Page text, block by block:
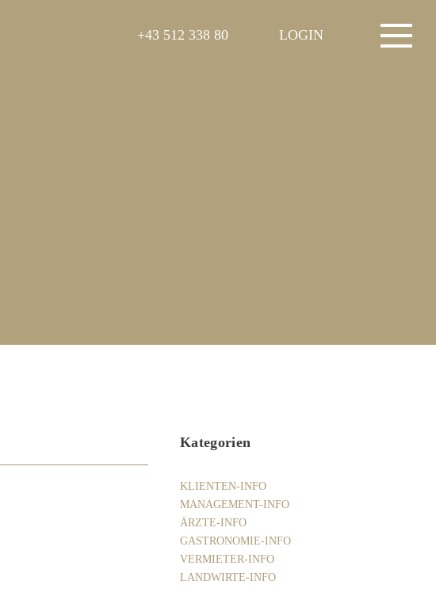
+43 512 338 80 LOGIN
Kategorien
KLIENTEN-INFO
MANAGEMENT-INFO
ÄRZTE-INFO
GASTRONOMIE-INFO
VERMIETER-INFO
LANDWIRTE-INFO